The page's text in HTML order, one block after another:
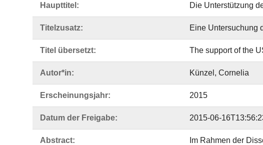
Haupttitel: Die Unterstützung
Titelzusatz: Eine Untersuchung
Titel übersetzt: The support of the
Autor*in: Künzel, Cornelia
Erscheinungsjahr: 2015
Datum der Freigabe: 2015-06-
Abstract:
Im Rahmen der